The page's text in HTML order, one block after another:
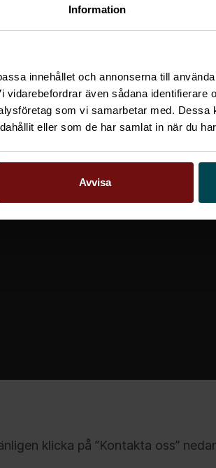
Information
innehållet och annonserna till
även sådana identifierare
som vi samarbetar med. Dessa
eller som de har samlat in när du
Avvisa
This content requires cookies.
Change cookie settings
klicka på ”Kontakta oss”